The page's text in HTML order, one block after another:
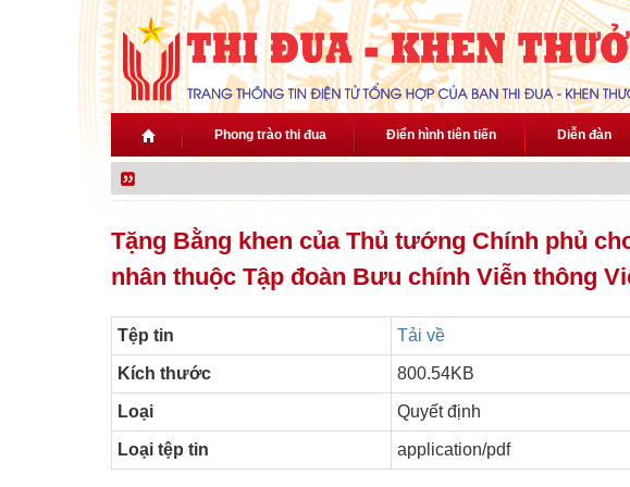
Nhảy đến nội dung
Phong trào thi đua Điển hình tiên tiến Diễn đàn
Tặng Bằng khen của Thủ tướng Chính phủ
nhân thuộc Tập đoàn Bưu chính Viễn thông
Tệp tin Tải về
Kích thước 800.54KB
Loại Quyết định
Loại tệp tin application/pdf